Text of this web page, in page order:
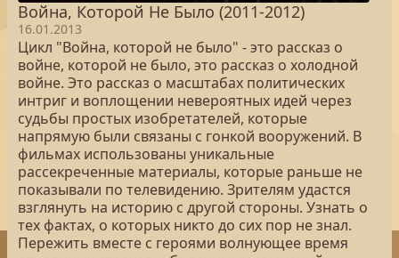
Война, Которой Не Было (2011-2012)
16.01.2013
Цикл "Война, которой не было" - это рассказ о
войне, которой не было, это рассказ о холодной
войне. Это рассказ о масштабах политических
интриг и воплощении невероятных идей через
судьбы простых изобретателей, которые
напрямую были связаны с гонкой вооружений. В
фильмах использованы уникальные
рассекреченные материалы, которые раньше не
показывали по телевидению. Зрителям удастся
взглянуть на историю с другой стороны. Узнать о
тех фактах, о которых никто до сих пор не знал.
Пережить вместе с героями волнующее время